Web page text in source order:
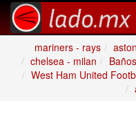
mariners - rays
chelsea - milan
West Ham United